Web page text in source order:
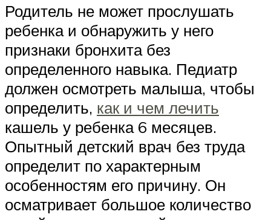
Родитель не может прослушать
ребенка и обнаружить у него
признаки бронхита без
определенного навыка. Педиатр
должен осмотреть малыша, чтобы
определить, как и чем лечить
кашель у ребенка 6 месяцев.
Опытный детский врач без труда
определит по характерным
особенностям его причину. Он
осматривает большое количество